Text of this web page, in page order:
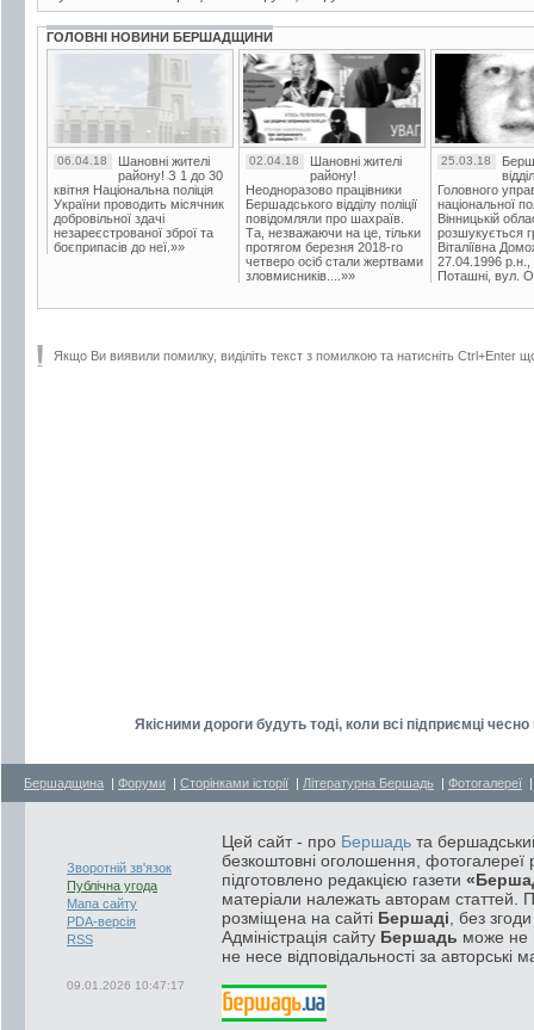
ГОЛОВНІ НОВИНИ БЕРШАДЩИНИ
06.04.18
Шановні жителі
району! З 1 до 30
квітня Національна поліція
України проводить місячник
добровільної здачі
незареєстрованої зброї та
боєприпасів до неї.»»
02.04.18
Шановні жителі
району!
Неодноразово працівники
Бершадського відділу поліції
повідомляли про шахраїв.
Та, незважаючи на це, тільки
протягом березня 2018-го
четверо осіб стали жертвами
зловмисників....»»
25.03.18
Головного
національної
Вінницькій
розшукується
Віталіївна
27.04.1996 р.н.,
Поташні, вул.
Якщо Ви виявили помилку, виділіть текст з помилкою та натисніть Ctrl+Enter
Якісними дороги будуть тоді, коли всі підприємці
Бершадщина | Форуми | Сторінками історії | Літературна Бершадь | Фотогалереї
Зворотній зв'язок
Публічна угода
Мапа сайту
PDA-версія
RSS
09.01.2026 10:47:17
Цей сайт - про Бершадь та
безкоштовні оголошення, фотогалереї
підготовлено редакцією газети
матеріали належать авторам статтей.
розміщена на сайті Бершаді , без
Адміністрація сайту Бершадь може не
не несе відповідальності за авторські